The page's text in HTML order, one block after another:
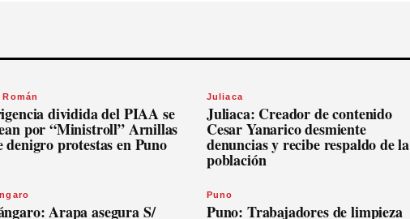
Román
dividida del PIAA se
por “Ministroll” Arnillas
denigro protestas en Puno
Juliaca
Juliaca: Creador de contenido
Cesar Yanarico desmiente
denuncias y recibe respaldo de la
población
Arapa asegura S/
Puno
Puno: Trabajadores de limpieza